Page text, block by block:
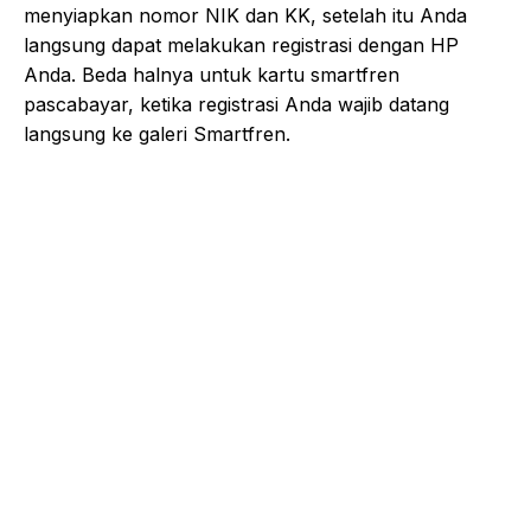
menyiapkan nomor NIK dan KK, setelah itu Anda
langsung dapat melakukan registrasi dengan HP
Anda. Beda halnya untuk kartu smartfren
pascabayar, ketika registrasi Anda wajib datang
langsung ke galeri Smartfren.